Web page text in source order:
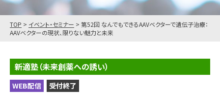
TOP > イベント・セミナー > 第52回 なんでもできるAAVベクターで遺伝子治療：
AAVベクターの現状、限りない魅力と未来
新適塾（未来創薬への誘い）
WEB配信 受付終了